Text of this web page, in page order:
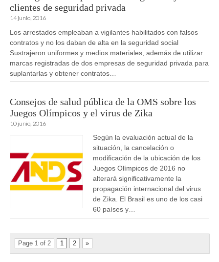
clientes de seguridad privada
14 junio, 2016
Los arrestados empleaban a vigilantes habilitados con falsos
contratos y no los daban de alta en la seguridad social
Sustrajeron uniformes y medios materiales, además de utilizar
marcas registradas de dos empresas de seguridad privada para
suplantarlas y obtener contratos…
Consejos de salud pública de la OMS sobre los
Juegos Olímpicos y el virus de Zika
10 junio, 2016
Según la evaluación actual de la
situación, la cancelación o
modificación de la ubicación de los
Juegos Olímpicos de 2016 no
alterará significativamente la
propagación internacional del virus
de Zika. El Brasil es uno de los casi
60 países y…
Page 1 of 2 1 2 »